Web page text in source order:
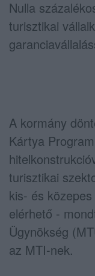
Nulla
turisztikai
A kormány
Kártya
turisztikai
kis- és
elérhető -
Ügynökség
az MTI-nek.